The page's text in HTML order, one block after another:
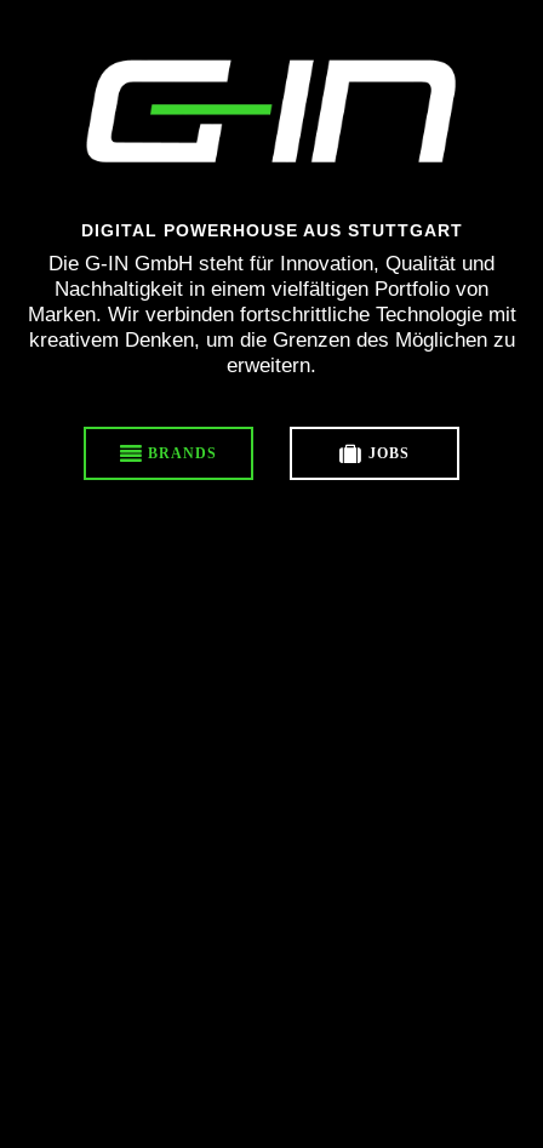
DIGITAL POWERHOUSE AUS STUTTGART
Die G-IN GmbH steht für Innovation, Qualität und
Nachhaltigkeit in einem vielfältigen Portfolio von
Marken. Wir verbinden fortschrittliche Technologie mit
kreativem Denken, um die Grenzen des Möglichen zu
erweitern.
BRANDS JOBS